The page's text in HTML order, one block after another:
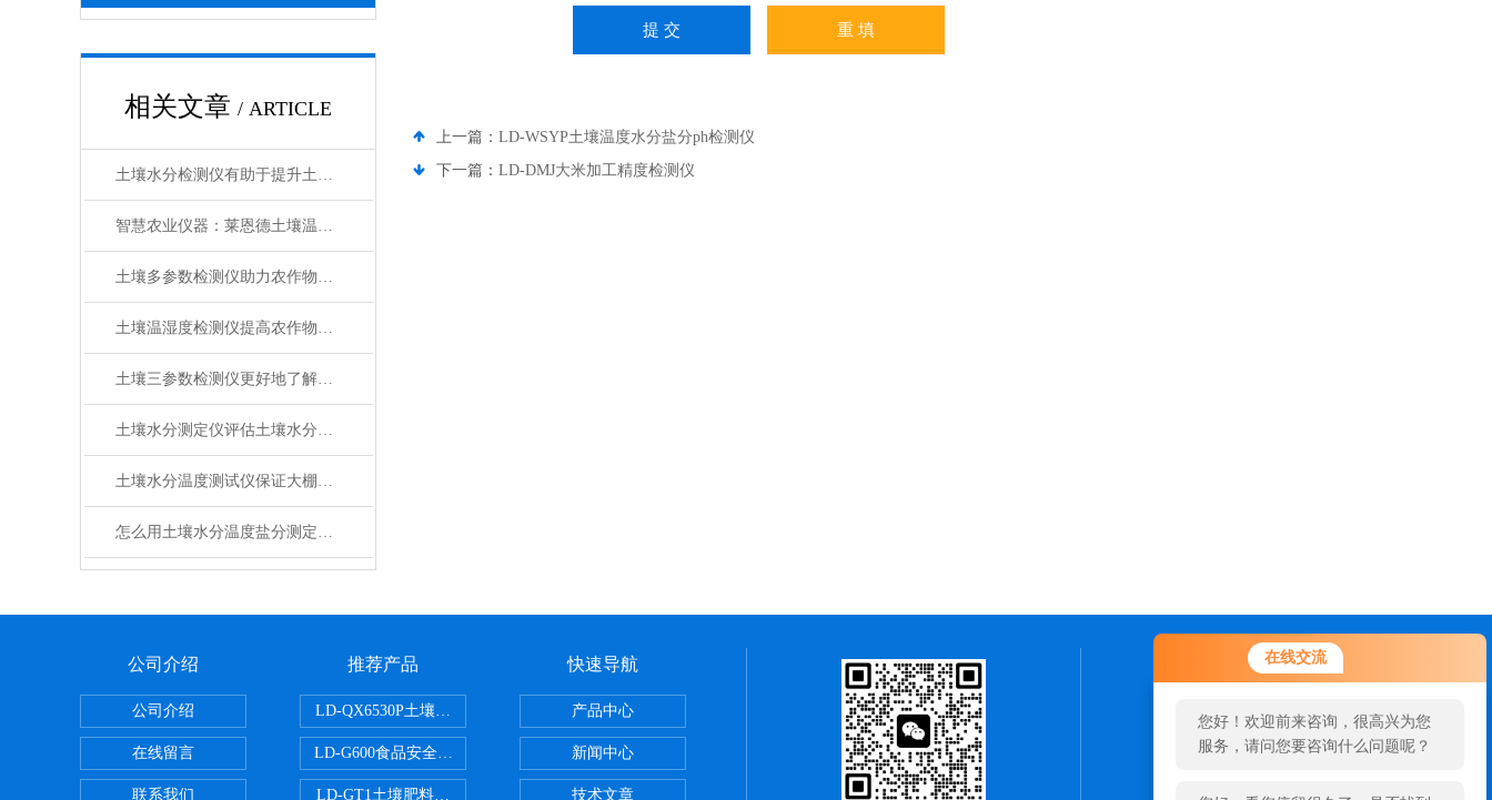
在线交流
您好！欢迎前来咨询，很高兴为您
服务，请问您要咨询什么问题呢？
您好，看您停留很久了，是否找到
了需求产品，您可以直接在线与我
相关文章 / ARTICLE
土壤水分检测仪有助于提升土壤管理效率以及优化施肥策略
智慧农业仪器：莱恩德土壤温湿度测试仪
土壤多参数检测仪助力农作物增产
土壤温湿度检测仪提高农作物的生长质量
土壤三参数检测仪更好地了解土壤特性
土壤水分测定仪评估土壤水分状况
土壤水分温度测试仪保证大棚蔬菜健康生长
怎么用土壤水分温度盐分测定仪？
上一篇： LD-WSYP土壤温度水分盐分ph检测仪
下一篇： LD-DMJ大米加工精度检测仪
公司介绍
公司介绍
在线留言
联系我们
推荐产品
LD-QX6530P土壤氧化还原电位检测仪
LD-G600食品安全检测仪
LD-GT1土壤肥料养分检测仪
快速导航
产品中心
新闻中心
技术文章
联系我们
24小时热线：